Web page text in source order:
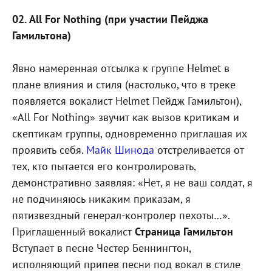
02. All For Nothing (при участии Пейджа
Гамильтона)
Явно намеренная отсылка к группе Helmet в
плане влияния и стиля (настолько, что в треке
появляется вокалист Helmet Пейдж Гамильтон),
«All For Nothing» звучит как вызов критикам и
скептикам группы, одновременно приглашая их
проявить себя. Майк Шинода отстреливается от
тех, кто пытается его контролировать,
демонстративно заявляя: «Нет, я не ваш солдат, я
не подчиняюсь никаким приказам, я
пятизвездный генерал-контролер пехоты…».
Приглашенный вокалистСтраница Гамильтон
Вступает в песне Честер Беннингтон,
исполняющий припев песни под вокал в стиле